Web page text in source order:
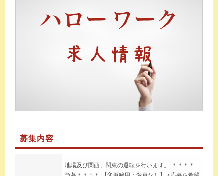
募集内容
地場及び関西、関東の運転を行います。 ＊＊＊＊
急募＊＊＊＊ 【変更範囲：変更なし】 ※応募を希望